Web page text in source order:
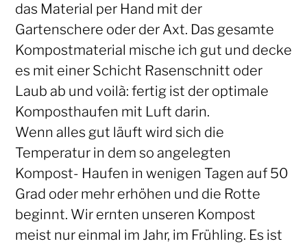
das Material per Hand mit der
Gartenschere oder der Axt. Das gesamte
Kompostmaterial mische ich gut und decke
es mit einer Schicht Rasenschnitt oder
Laub ab und voilà: fertig ist der optimale
Komposthaufen mit Luft darin.
Wenn alles gut läuft wird sich die
Temperatur in dem so angelegten
Kompost- Haufen in wenigen Tagen auf 50
Grad oder mehr erhöhen und die Rotte
beginnt. Wir ernten unseren Kompost
meist nur einmal im Jahr, im Frühling. Es ist